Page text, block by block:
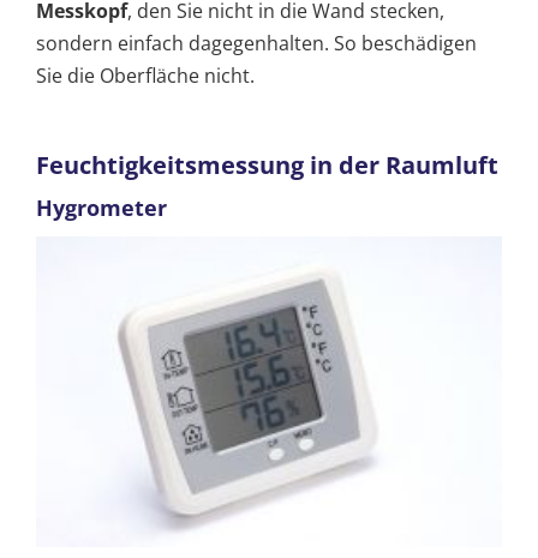
Messkopf, den Sie nicht in die Wand stecken,
sondern einfach dagegenhalten. So beschädigen
Sie die Oberfläche nicht.
Feuchtigkeitsmessung in der Raumluft
Hygrometer